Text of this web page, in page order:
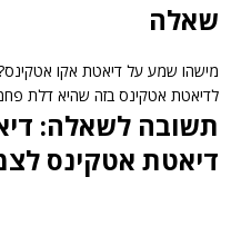
שאלה
מישהו שמע על דיאטת אקו
לדיאטת אטקינס בזה שהיא דלת
תשובה לשאלה:
דיאטת אטקינס